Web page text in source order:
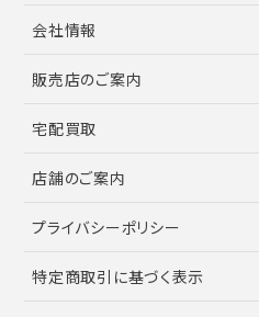
会社情報
販売店のご案内
宅配買取
店舗のご案内
プライバシーポリシー
特定商取引に基づく表示